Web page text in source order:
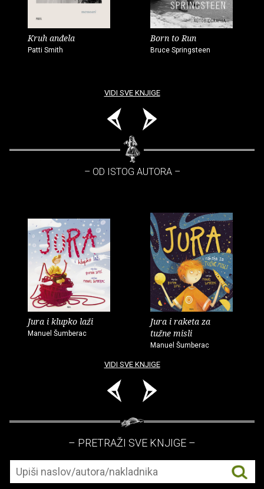
Kruh anđela
Patti Smith
Born to Run
Bruce Springsteen
VIDI SVE KNJIGE
– OD ISTOG AUTORA –
Jura i klupko laži
Manuel Šumberac
Jura i raketa za
tužne misli
Manuel Šumberac
VIDI SVE KNJIGE
– PRETRAŽI SVE KNJIGE –